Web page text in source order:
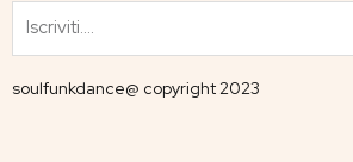
soulfunkdance@ copyright 2023